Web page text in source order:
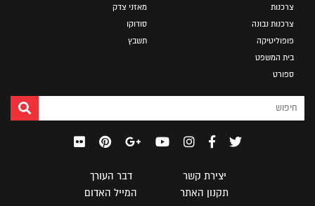
צרכנות
צרכנות נבונה
פופוליטיקה
בית המשפט
ספורט
מאזני צדק
סודוקו
תשבץ
יצירת קשר
דבר העורך
תקנון האתר
המייל האדום